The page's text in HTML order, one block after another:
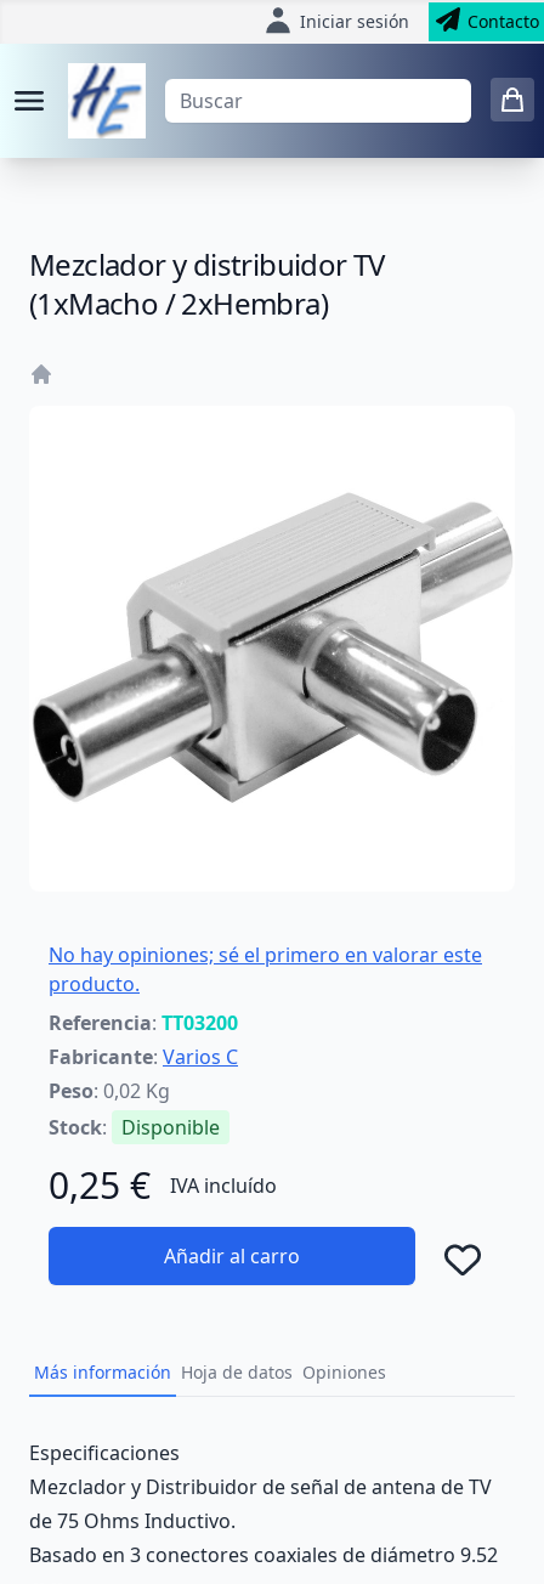
Iniciar sesión Contacto
Mezclador y distribuidor TV
(1xMacho / 2xHembra)
No hay opiniones; sé el primero en valorar este
producto.
Referencia: TT03200
Fabricante: Varios C
Peso: 0,02 Kg
Stock: Disponible
0,25 € IVA incluído
Añadir al carro
Más información Hoja de datos Opiniones
Description
Especificaciones
Mezclador y Distribuidor de señal de antena de TV
de 75 Ohms Inductivo.
Basado en 3 conectores coaxiales de diámetro 9.52